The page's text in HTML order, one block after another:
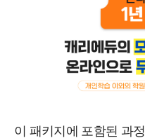
이 패키지에 포함된 과정